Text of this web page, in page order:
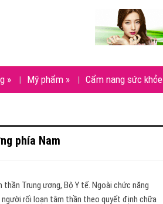
» Mỹ phẩm » Cẩm nang sức khỏe
phía Nam
Trung ương, Bộ Y tế. Ngoài chức năng
rối loạn tâm thần theo quyết định chữa